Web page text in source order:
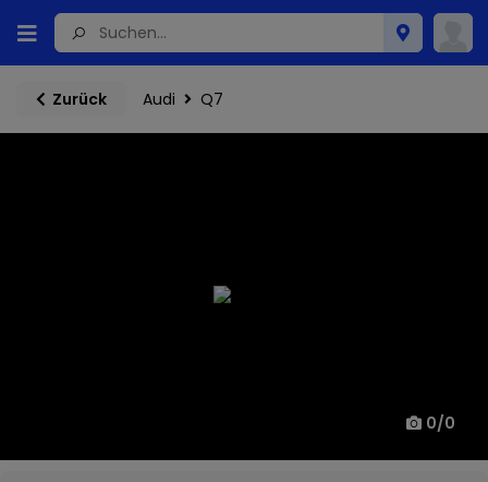
Zurück Audi Q7
0/0